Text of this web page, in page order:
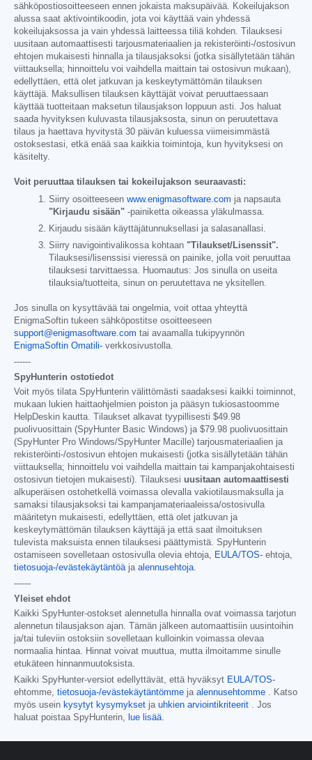
sähköpostiosoitteeseen ennen jokaista maksupäivää. Kokeilujakson
alussa saat aktivointikoodin, jota voi käyttää vain yhdessä
kokeilujaksossa ja vain yhdessä laitteessa tiliä kohden. Tilauksesi
uusitaan automaattisesti tarjousmateriaalien ja rekisteröinti-/ostosivun
ehtojen mukaisesti hinnalla ja tilausjaksoksi (jotka sisällytetään tähän
viittauksella; hinnoittelu voi vaihdella maittain tai ostosivun mukaan),
edellyttäen, että olet jatkuvan ja keskeytymättömän tilauksen
käyttäjä. Maksullisen tilauksen käyttäjät voivat peruuttaessaan
käyttää tuotteitaan maksetun tilausjakson loppuun asti. Jos haluat
saada hyvityksen kuluvasta tilausjaksosta, sinun on peruutettava
tilaus ja haettava hyvitystä 30 päivän kuluessa viimeisimmästä
ostoksestasi, etkä enää saa kaikkia toimintoja, kun hyvityksesi on
käsitelty.
Voit peruuttaa tilauksen tai kokeilujakson seuraavasti:
Siirry osoitteeseen www.enigmasoftware.com ja napsauta
"Kirjaudu sisään" -painiketta oikeassa yläkulmassa.
Kirjaudu sisään käyttäjätunnuksellasi ja salasanallasi.
Siirry navigointivalikossa kohtaan "Tilaukset/Lisenssit".
Tilauksesi/lisenssisi vieressä on painike, jolla voit peruuttaa
tilauksesi tarvittaessa. Huomautus: Jos sinulla on useita
tilauksia/tuotteita, sinun on peruutettava ne yksitellen.
Jos sinulla on kysyttävää tai ongelmia, voit ottaa yhteyttä
EnigmaSoftin tukeen sähköpostitse osoitteeseen
support@enigmasoftware.com tai avaamalla tukipyynnön
EnigmaSoftin Omatili- verkkosivustolla.
------
SpyHunterin ostotiedot
Voit myös tilata SpyHunterin välittömästi saadaksesi kaikki toiminnot,
mukaan lukien haittaohjelmien poiston ja pääsyn tukiosastoomme
HelpDeskin kautta. Tilaukset alkavat tyypillisesti $49.98
puolivuosittain (SpyHunter Basic Windows) ja $79.98 puolivuosittain
(SpyHunter Pro Windows/SpyHunter Macille) tarjousmateriaalien ja
rekisteröinti-/ostosivun ehtojen mukaisesti (jotka sisällytetään tähän
viittauksella; hinnoittelu voi vaihdella maittain tai kampanjakohtaisesti
ostosivun tietojen mukaisesti). Tilauksesi uusitaan automaattisesti
alkuperäisen ostohetkellä voimassa olevalla vakiotilausmaksulla ja
samaksi tilausjaksoksi tai kampanjamateriaaleissa/ostosivulla
määritetyn mukaisesti, edellyttäen, että olet jatkuvan ja
keskeytymättömän tilauksen käyttäjä ja että saat ilmoituksen
tulevista maksuista ennen tilauksesi päättymistä. SpyHunterin
ostamiseen sovelletaan ostosivulla olevia ehtoja, EULA/TOS- ehtoja,
tietosuoja-/evästekäytäntöäja alennusehtoja.
------
Yleiset ehdot
Kaikki SpyHunter-ostokset alennetulla hinnalla ovat voimassa tarjotun
alennetun tilausjakson ajan. Tämän jälkeen automaattisiin uusintoihin
ja/tai tuleviin ostoksiin sovelletaan kulloinkin voimassa olevaa
normaalia hintaa. Hinnat voivat muuttua, mutta ilmoitamme sinulle
etukäteen hinnanmuutoksista.
Kaikki SpyHunter-versiot edellyttävät, että hyväksyt EULA/TOS-
ehtomme, tietosuoja-/evästekäytäntömme ja alennusehtomme . Katso
myös usein kysytyt kysymykset ja uhkien arviointikriteerit . Jos
haluat poistaa SpyHunterin, lue lisää.